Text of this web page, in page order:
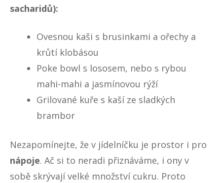
sacharidů):
Ovesnou kaši s brusinkami a ořechy a
krůtí klobásou
Poke bowl s lososem, nebo s rybou
mahi-mahi a jasmínovou rýží
Grilované kuře s kaší ze sladkých
brambor
Nezapomínejte, že v jídelníčku je prostor i pro
nápoje. Ač si to neradi přiznáváme, i ony v
sobě skrývají velké množství cukru. Proto